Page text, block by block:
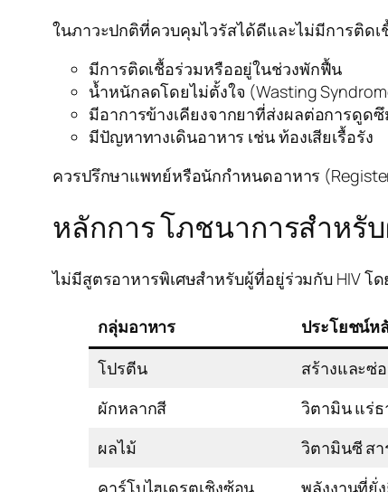
ในภาวะปกติที่ควบคุมไวรัสได้ดีและไม่มีการติด
มีการติดเชื้อร่วมหรืออยู่ในช่วงพักฟื้น
น้ำหนักลดโดยไม่ตั้งใจ (Wasting
มีอาการข้างเคียงจากยาที่ส่งผลต่อการดูด
มีปัญหาทางเดินอาหาร เช่น ท้องเสียเรื้อรัง
ควรปรึกษาแพทย์หรือนักกำหนดอาหาร
หลักการ โภชนาการสำหรั
ไม่มีสูตรอาหารพิเศษสำหรับผู้ที่อยู่ร่วมกับ HIV โ
กลุ่มอาหาร ประโยชน์ห
โปรตีน
สร้างและซ่
ผักหลากสี
วิตามิน แร่
ผลไม้
วิตามินซี ส
คาร์โบไฮเดรตเชิงซ้อน
พลังงานที่ยั่